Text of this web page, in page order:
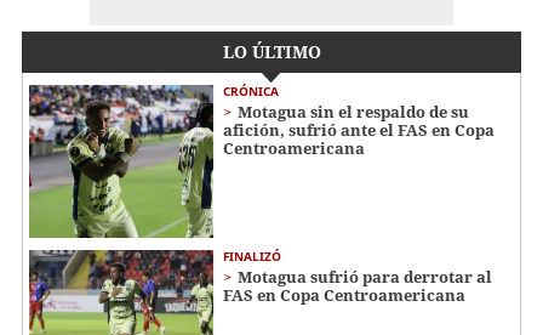
LO ÚLTIMO
CRÓNICA
Motagua sin el respaldo de su
afición, sufrió ante el FAS en Copa
Centroamericana
FINALIZÓ
Motagua sufrió para derrotar al
FAS en Copa Centroamericana